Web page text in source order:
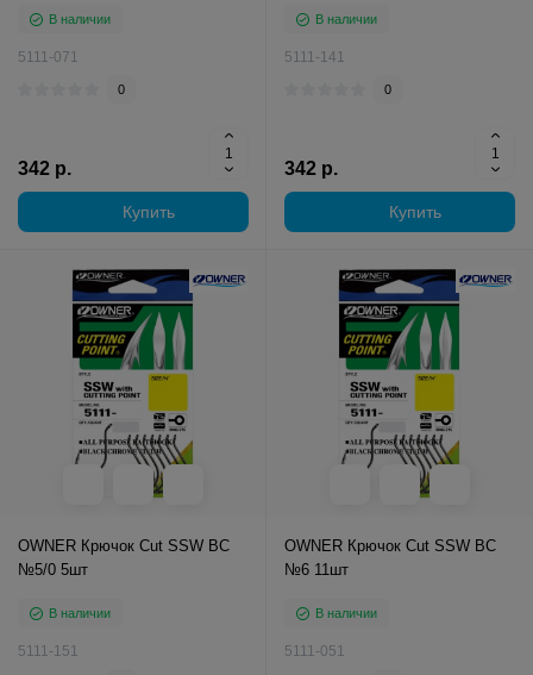
В наличии
5111-071
0
342 р.
Купить
В наличии
5111-141
0
342 р.
Купить
OWNER Крючок Cut SSW BC
№5/0 5шт
В наличии
5111-151
OWNER Крючок Cut SSW BC
№6 11шт
В наличии
5111-051